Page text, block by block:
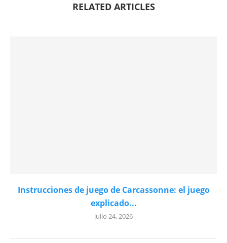
RELATED ARTICLES
Instrucciones de juego de Carcassonne: el juego
explicado...
julio 24, 2026